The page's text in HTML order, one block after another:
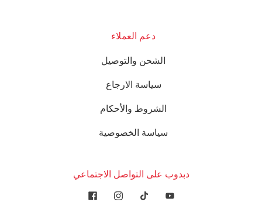
دعم العملاء
الشحن والتوصيل
سياسة الارجاع
الشروط والأحكام
سياسة الخصوصية
دبدوب على التواصل الاجتماعي